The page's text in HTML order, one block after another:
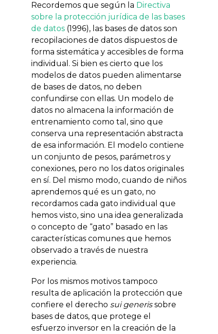
Recordemos que según la Directiva
sobre la protección jurídica de las bases
de datos (1996), las bases de datos son
recopilaciones de datos dispuestos de
forma sistemática y accesibles de forma
individual. Si bien es cierto que los
modelos de datos pueden alimentarse
de bases de datos, no deben
confundirse con ellas. Un modelo de
datos no almacena la información de
entrenamiento como tal, sino que
conserva una representación abstracta
de esa información. El modelo contiene
un conjunto de pesos, parámetros y
conexiones, pero no los datos originales
en sí. Del mismo modo, cuando de niños
aprendemos qué es un gato, no
recordamos cada gato individual que
hemos visto, sino una idea generalizada
o concepto de “gato” basado en las
características comunes que hemos
observado a través de nuestra
experiencia.
Por los mismos motivos tampoco
resulta de aplicación la protección que
confiere el derecho sui generissobre
bases de datos, que protege el
esfuerzo inversor en la creación de la